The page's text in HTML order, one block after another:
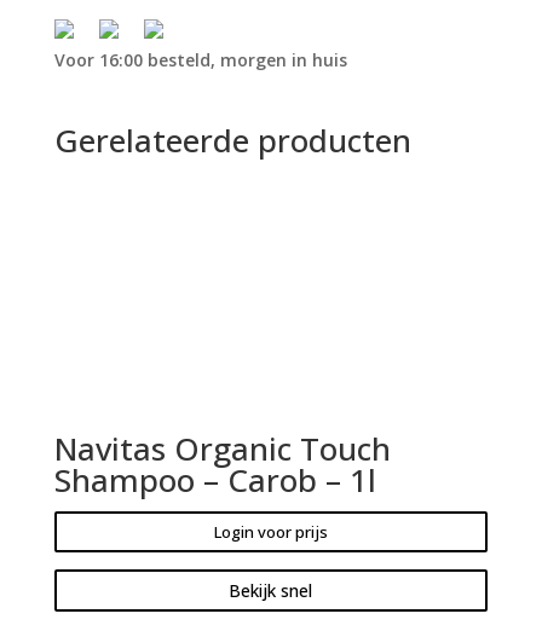
Voor 16:00 besteld, morgen in huis
Gerelateerde producten
Navitas Organic Touch
Shampoo – Carob – 1l
Login voor prijs
Bekijk snel